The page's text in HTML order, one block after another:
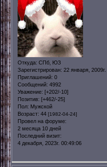
Откуда: СПб, ЮЗ
Зарегистрирован: 22 января, 2009г.
Приглашений: 0
Сообщений: 4992
Уважение: [+202/-10]
Позитив: [+462/-25]
Пол: Мужской
Возраст: 44 [1982-04-24]
Провел на форуме:
2 месяца 10 дней
Последний визит:
4 декабря, 2023г. 00:49:06